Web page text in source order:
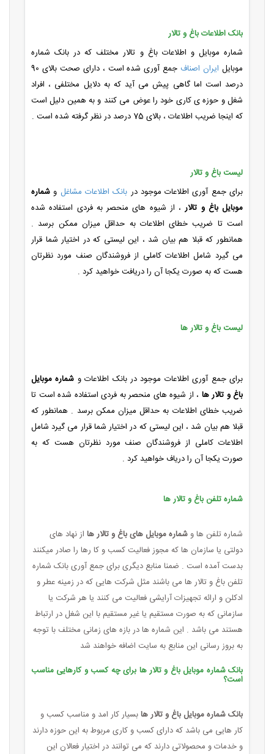
بانک اطلاعات باغ و تالار
شماره موبایل و اطلاعات باغ و تالار مختلف که در بانک شماره
موبایل ایران اصناف
جمع آوری شده است ، دارای صحت بالای 90
درصد است اما گاهی پیش می آید که به دلایل مختلفی ، افراد
شغل و حوزه ی کاری خود را عوض می کنند و به همین دلیل است
که اینجا ضریب اطلاعات ، بالای 75 درصد در نظر گرفته شده است .
لیست باغ و تالار
برای جمع آوری اطلاعات موجود در بانک اطلاعات مشاغل و شماره
موبایل باغ و تالار ، از شیوه های منحصر به فردی استفاده شده
است تا ضریب خطای اطلاعات به حداقل میزان ممکن برسد .
همانطور که قبلا هم بیان شد ، این لیستی که در اختیار شما قرار
می گیرد شامل اطلاعات کاملی از فروشندگان صنف مورد نظرتان
هست که به صورت یکجا آن را دریافت خواهید کرد .
لیست باغ و تالار ها
برای جمع آوری اطلاعات موجود در بانک اطلاعات و شماره موبایل
باغ و تالار ها ، از شیوه های منحصر به فردی استفاده شده است تا
ضریب خطای اطلاعات به حداقل میزان ممکن برسد . همانطور که
قبلا هم بیان شد ، این لیستی که در اختیار شما قرار می گیرد شامل
اطلاعات کاملی از فروشندگان صنف مورد نظرتان هست که به
صورت یکجا آن را دریاف خواهید کرد .
شماره تلفن باغ و تالار ها
شماره تلفن ها و شماره موبایل های باغ و تالار ها از نهاد های
دولتی یا سازمان ها که مجوز فعالیت کسب و کا رها را صادر میکنند
بدست آمده است . ضمنا منابع دیگری برای جمع آوری بانک شماره
تلفن باغ و تالار ها می باشند مثل شرکت هایی که در زمینه عطر و
ادکلن و ارائه تجهیزات آرایشی فعالیت می کنند یا هر شرکت یا
سازمانی که به صورت مستقیم یا غیر مستقیم با این شغل در ارتباط
هستند می باشد . این شماره ها در بازه های زمانی مختلف با توجه
به بروز رسانی این منابع به سایت اضافه خواهند شد
بانک شماره موبایل باغ و تالار ها برای چه کسب و کارهایی مناسب
است؟
بانک شماره موبایل باغ و تالار هابسیار کار امد و مناسب کسب و
کار هایی می باشد که دارای کسب و کاری مربوط به این حوزه دارند
و خدمات و محصولاتی دارند که می توانند در اختیار فعالان این